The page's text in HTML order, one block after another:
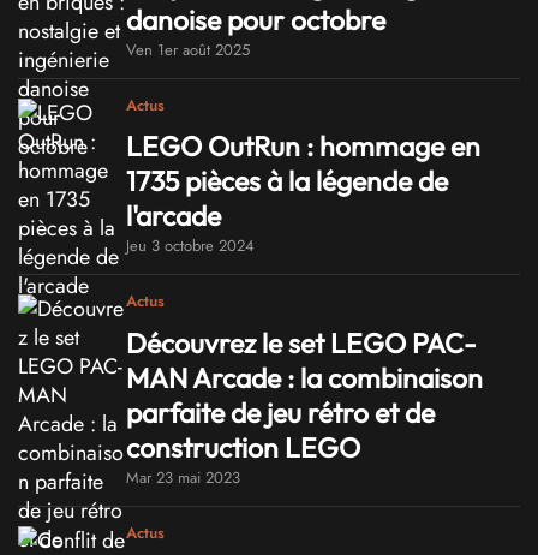
danoise pour octobre
Ven 1er août 2025
Actus
LEGO OutRun : hommage en
1735 pièces à la légende de
l'arcade
Jeu 3 octobre 2024
Actus
Découvrez le set LEGO PAC-
MAN Arcade : la combinaison
parfaite de jeu rétro et de
construction LEGO
Mar 23 mai 2023
Actus